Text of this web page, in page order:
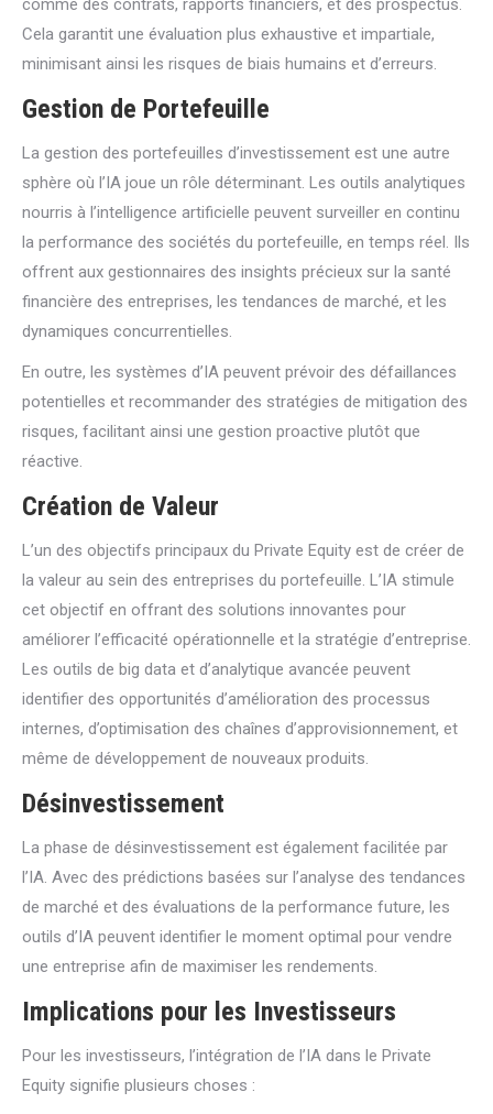
comme des contrats, rapports financiers, et des prospectus.
Cela garantit une évaluation plus exhaustive et impartiale,
minimisant ainsi les risques de biais humains et d’erreurs.
Gestion de Portefeuille
La gestion des portefeuilles d’investissement est une autre
sphère où l’IA joue un rôle déterminant. Les outils analytiques
nourris à l’intelligence artificielle peuvent surveiller en continu
la performance des sociétés du portefeuille, en temps réel. Ils
offrent aux gestionnaires des insights précieux sur la santé
financière des entreprises, les tendances de marché, et les
dynamiques concurrentielles.
En outre, les systèmes d’IA peuvent prévoir des défaillances
potentielles et recommander des stratégies de mitigation des
risques, facilitant ainsi une gestion proactive plutôt que
réactive.
Création de Valeur
L’un des objectifs principaux du Private Equity est de créer de
la valeur au sein des entreprises du portefeuille. L’IA stimule
cet objectif en offrant des solutions innovantes pour
améliorer l’efficacité opérationnelle et la stratégie d’entreprise.
Les outils de big data et d’analytique avancée peuvent
identifier des opportunités d’amélioration des processus
internes, d’optimisation des chaînes d’approvisionnement, et
même de développement de nouveaux produits.
Désinvestissement
La phase de désinvestissement est également facilitée par
l’IA. Avec des prédictions basées sur l’analyse des tendances
de marché et des évaluations de la performance future, les
outils d’IA peuvent identifier le moment optimal pour vendre
une entreprise afin de maximiser les rendements.
Implications pour les Investisseurs
Pour les investisseurs, l’intégration de l’IA dans le Private
Equity signifie plusieurs choses :